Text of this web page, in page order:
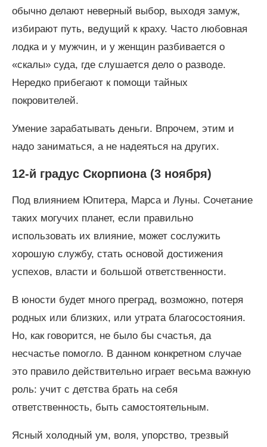
обычно делают неверный выбор, выходя замуж,
избирают путь, ведущий к краху. Часто любовная
лодка и у мужчин, и у женщин разбивается о
«скалы» суда, где слушается дело о разводе.
Нередко прибегают к помощи тайных
покровителей.
Умение зарабатывать деньги. Впрочем, этим и
надо заниматься, а не надеяться на других.
12-й градус Скорпиона (3 ноября)
Под влиянием Юпитера, Марса и Луны. Сочетание
таких могучих планет, если правильно
использовать их влияние, может сослужить
хорошую службу, стать основой достижения
успехов, власти и большой ответственности.
В юности будет много преград, возможно, потеря
родных или близких, или утрата благосостояния.
Но, как говорится, не было бы счастья, да
несчастье помогло. В данном конкретном случае
это правило действительно играет весьма важную
роль: учит с детства брать на себя
ответственность, быть самостоятельным.
Ясный холодный ум, воля, упорство, трезвый